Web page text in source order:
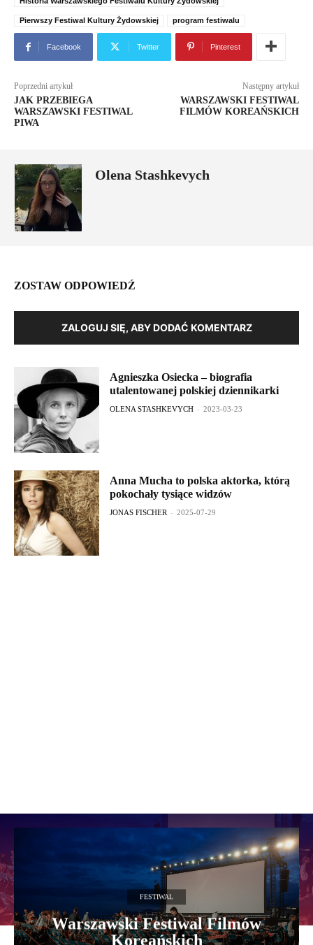
Pierwszy Festiwal Kultury Żydowskiej program festiwalu
Facebook Twitter Pinterest
Poprzedni artykuł
JAK PRZEBIEGA
WARSZAWSKI FESTIWAL
PIWA
Następny artykuł
WARSZAWSKI FESTIWAL
FILMÓW KOREAŃSKICH
Olena Stashkevych
ZOSTAW ODPOWIEDŹ
ZALOGUJ SIĘ, ABY DODAĆ KOMENTARZ
Agnieszka Osiecka – biografia
utalentowanej polskiej dziennikarki
OLENA STASHKEVYCH - 2023-03-23
Anna Mucha to polska aktorka, którą
pokochały tysiące widzów
JONAS FISCHER - 2025-07-29